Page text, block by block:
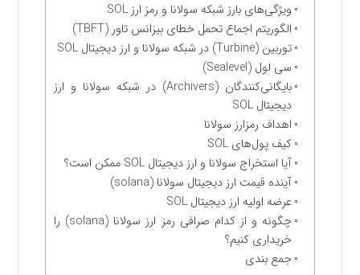
ویژگی‌های بارز شبکه سولانا و رمز ارز SOL
الگوریتم اجماع تحمل خطای بیزانس تاور (TBFT)
توربین (Turbine) در شبکه سولانا و ارز دیجیتال SOL
سی لول (Sealevel)
بایگانی‌کنندگان (Archivers) در شبکه سولانا و ارز
دیجیتال SOL
اهداف رمزارز سولانا
کیف پول‌های SOL
آیا استخراج سولانا و ارز دیجیتال SOL ممکن است؟
آینده قیمت ارز دیجیتال سولانا (solana)
عرضه اولیه ارز دیجیتال SOL
چگونه و از کدام صرافی رمز ارز سولانا (solana) را
خریداری کنیم؟
جمع بندی